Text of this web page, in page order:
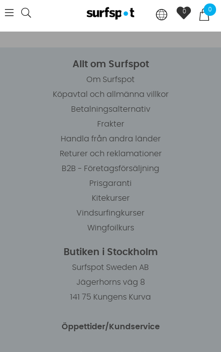
0
0
Allt om Surfspot
Om Surfspot
Köpavtal och allmänna villkor
Betalningsalternativ
Frakter
Handla från andra länder
Returer och reklamationer
B2B - Företagsförsäljning
Prisgaranti
Kitekurser
Vindsurfingkurser
Wingfoilkurs
Butiken i Stockholm
Surfspot Sweden AB
Jägerhorns väg 8
141 75 Kungens Kurva
Öppettider/Kundservice